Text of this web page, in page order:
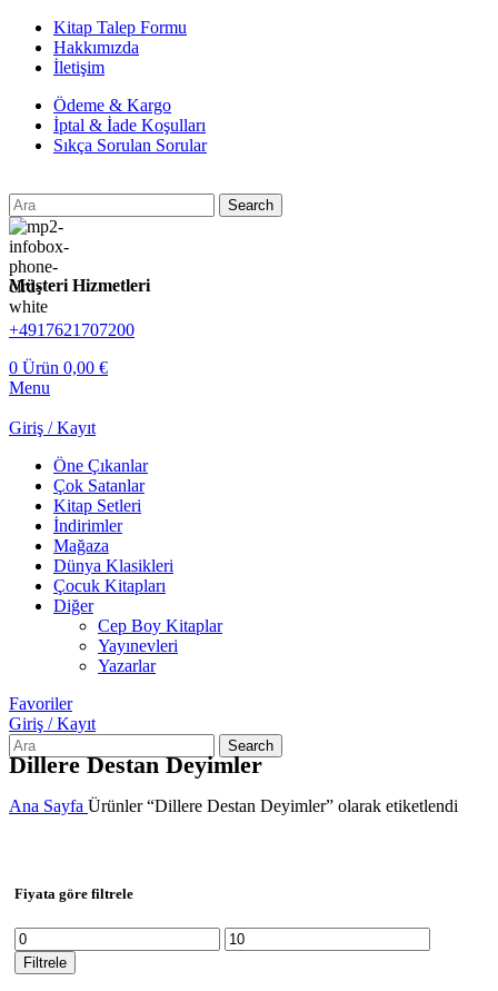
Kitap Talep Formu
Hakkımızda
İletişim
Ödeme & Kargo
İptal & İade Koşulları
Sıkça Sorulan Sorular
Search
Müşteri Hizmetleri
+4917621707200
0 Ürün 0,00 €
Menu
Giriş / Kayıt
Öne Çıkanlar
Çok Satanlar
Kitap Setleri
İndirimler
Mağaza
Dünya Klasikleri
Çocuk Kitapları
Diğer
Cep Boy Kitaplar
Yayınevleri
Yazarlar
Favoriler
Giriş / Kayıt
Search
Dillere Destan Deyimler
Ana Sayfa Ürünler “Dillere Destan Deyimler” olarak etiketlendi
Fiyata göre filtrele
En
düşük
fiyat
En
yüksek
Filtrele